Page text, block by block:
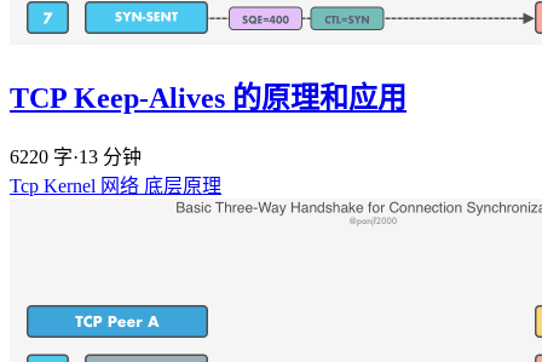
TCP Keep-Alives 的原理和应用
6220 字·13 分钟
Tcp Kernel 网络 底层原理